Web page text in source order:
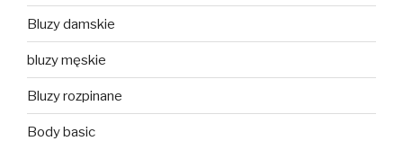
Bluzy damskie
bluzy męskie
Bluzy rozpinane
Body basic